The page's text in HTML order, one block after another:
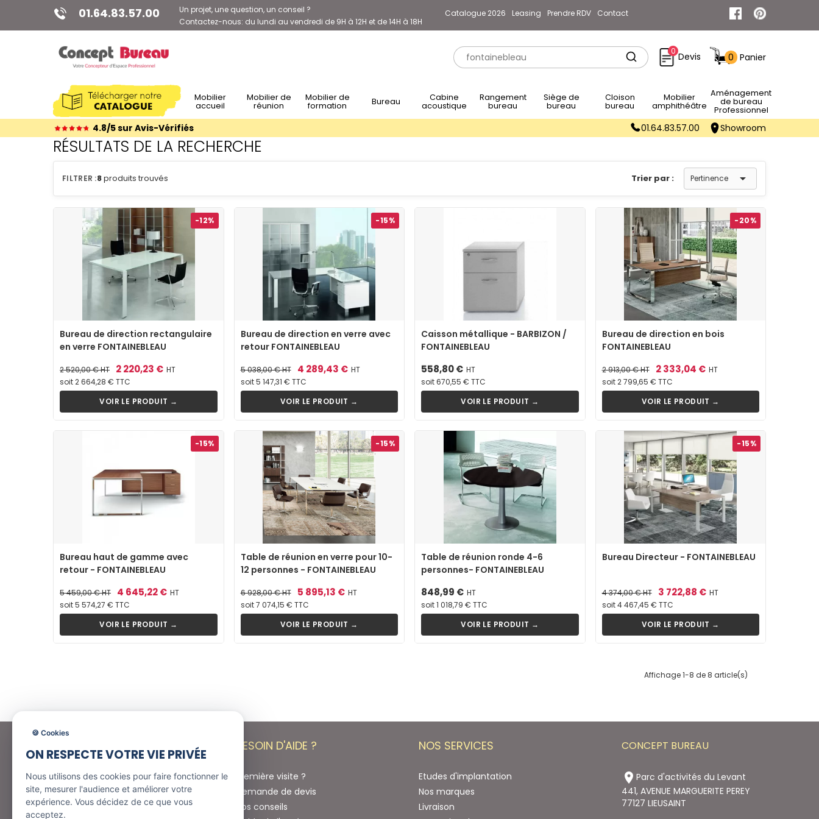
01.64.83.57.00
Un projet, une question, un conseil ?
Contactez-nous: du lundi au vendredi de 9H à 12H et de 14H à 18H
Catalogue 2026 Leasing Prendre RDV Contact
Rechercher
0 Devis 0 Panier
Mobilier
accueil
Mobilier de
réunion
Mobilier de
formation
Bureau
Cabine
acoustique
Rangement
bureau
Siège de
bureau
Cloison
bureau
Mobilier
amphithéâtre
Aménagement
de bureau
Professionnel
4.8/5 sur Avis-Vérifiés 01.64.83.57.00 Showroom
RÉSULTATS DE LA RECHERCHE
8produits trouvés Trier par : Pertinence 
-12%
Bureau de direction rectangulaire
en verre FONTAINEBLEAU
Prix
de
base
2 520,00 €HT Prix
2 220,23 € HT
soit 2 664,28 € TTC
VOIR LE PRODUIT →
-15%
Bureau de direction en verre avec
retour FONTAINEBLEAU
Prix
de
base
5 038,00 €HT Prix
4 289,43 € HT
soit 5 147,31 € TTC
VOIR LE PRODUIT →
Caisson métallique - BARBIZON /
FONTAINEBLEAU
Prix
558,80 € HT
soit 670,55 € TTC
VOIR LE PRODUIT →
-20%
Bureau de direction en bois
FONTAINEBLEAU
Prix
de
base
2 913,00 €HT Prix
2 333,04 € HT
soit 2 799,65 € TTC
VOIR LE PRODUIT →
-15%
Bureau haut de gamme avec
retour - FONTAINEBLEAU
Prix
de
base
5 459,00 €HT Prix
4 645,22 € HT
soit 5 574,27 € TTC
VOIR LE PRODUIT →
-15%
Table de réunion en verre pour 10-
12 personnes - FONTAINEBLEAU
Prix
de
base
6 928,00 €HT Prix
5 895,13 € HT
soit 7 074,15 € TTC
VOIR LE PRODUIT →
Table de réunion ronde 4-6
personnes- FONTAINEBLEAU
Prix
848,99 € HT
soit 1 018,79 € TTC
VOIR LE PRODUIT →
-15%
Bureau Directeur - FONTAINEBLEAU
Prix
de
base
4 374,00 €HT Prix
3 722,88 € HT
soit 4 467,45 € TTC
VOIR LE PRODUIT →
Affichage 1-8 de 8 article(s)
Paiement sécurisé
BESOIN D'AIDE ?
Première visite ?
Demande de devis
Nos conseils
NOS SERVICES
Etudes d'implantation
Nos marques
Livraison
CONCEPT BUREAU
 Parc d'activités du Levant
441, AVENUE MARGUERITE PEREY
77127 LIEUSAINT
🍪 Cookies
ON RESPECTE VOTRE VIE PRIVÉE
Nous utilisons des cookies pour faire fonctionner le
site, mesurer l'audience et améliorer votre
expérience. Vous décidez de ce que vous
acceptez.